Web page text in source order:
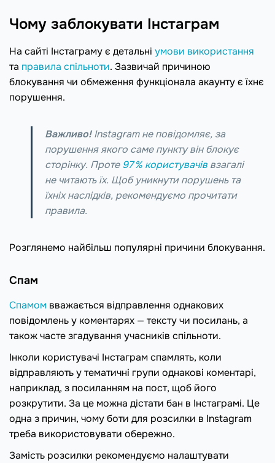
Чому заблокувати Інстаграм
На сайті Інстаграму є детальні умови використання
та правила спільноти. Зазвичай причиною
блокування чи обмеження функціонала акаунту є їхнє
порушення.
Важливо!Instagram не повідомляє, за
порушення якого саме пункту він блокує
сторінку. Проте97 % користувачів взагалі
не читають їх. Щоб уникнути порушень та
їхніх наслідків, рекомендуємо прочитати
правила.
Розглянемо найбільш популярні причини блокування.
Спам
Спамом вважається відправлення однакових
повідомлень у коментарях — тексту чи посилань, а
також часте згадування учасників спільноти.
Інколи користувачі Інстаграм спамлять, коли
відправляють у тематичні групи однакові коментарі,
наприклад, з посиланням на пост, щоб його
розкрутити. За це можна дістати бан в Інстаграмі. Це
одна з причин, чому боти для розсилки в Instagram
треба використовувати обережно.
Замість розсилки рекомендуємо налаштувати